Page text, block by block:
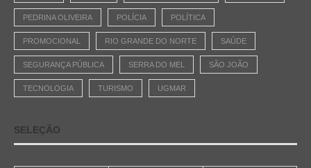
PEDRINA OLIVEIRA POLÍCIA POLÍTICA
PROMOCIONAL RIO GRANDE DO NORTE SAÚDE
SEGURANÇA PÚBLICA SERRA DO MEL SÃO JOÃO
TECNOLOGIA TURISMO UGMAR
SELEÇÃO